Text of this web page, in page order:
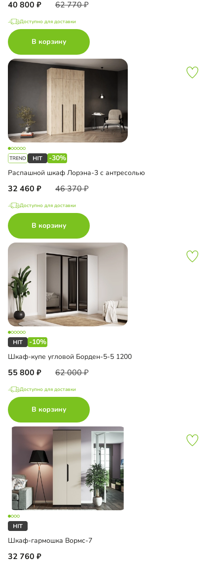
40 800 62 770
Доступно для доставки
В корзину
-30%
Распашной шкаф Лорэна-3 с антресолью
32 460 46 370
Доступно для доставки
В корзину
-10%
Шкаф-купе угловой Борден-5-5 1200
55 800 62 000
Доступно для доставки
В корзину
Шкаф-гармошка Вормс-7
32 760